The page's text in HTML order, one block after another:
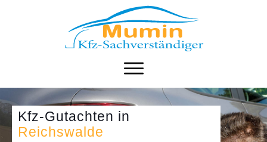
Kfz-Gutachten in
Reichswalde